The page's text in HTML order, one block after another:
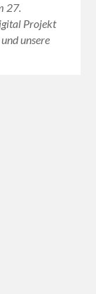
27.
Projekt
unsere